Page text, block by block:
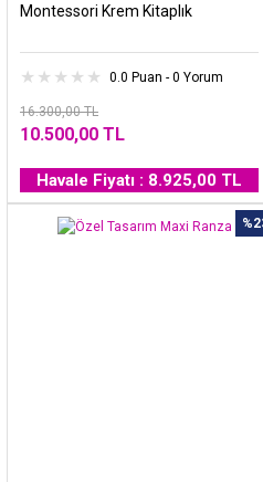
Montessori Krem Kitaplık
0.0 Puan - 0 Yorum
16.300,00 TL
10.500,00 TL
Havale Fiyatı : 8.925,00 TL